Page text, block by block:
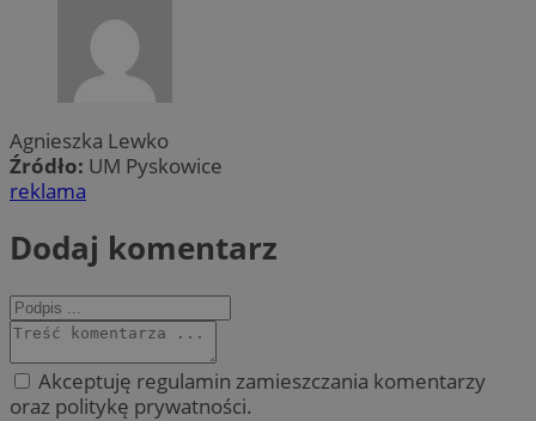
Agnieszka Lewko
Źródło: UM Pyskowice
reklama
Dodaj komentarz
Akceptuję regulamin zamieszczania komentarzy
oraz politykę prywatności.